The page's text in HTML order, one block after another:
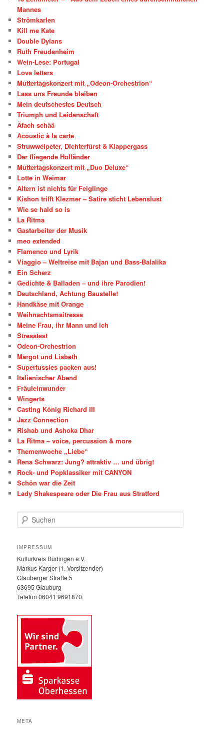
Mannes
Strömkarlen
Kill me Kate
Double Dylans
Ruth Freudenheim
Wein-Lese: Portugal
Love letters
Muttertagskonzert mit „Odeon-Orchestrion“
Lass uns Freunde bleiben
Mein deutschestes Deutsch
Triumph und Leidenschaft
Äfach schää
Acoustic à la carte
Struwwelpeter, Dichterfürst & Klappergass
Der fliegende Holländer
Muttertagskonzert mit „Duo Deluxe“
Lotte in Weimar
Altern ist nichts für Feiglinge
Kishon trifft Klezmer – Satire sticht Lebenslust
Wie se hald so is
La Ritma
Gastarbeiter der Musik
meo extended
Flamenco und Lyrik
Viaggio – Weltreise mit Bajan und Bass-Balalika
Ein Scherz
Gedichte & Balladen – und ihre Parodien!
Deutschland, Achtung Baustelle!
Handkäse mit Orange
Weihnachtsmaitresse
Meine Frau, ihr Mann und ich
Stresstest
Odeon-Orchestrion
Margot und Lisbeth
Supertussies packen aus!
Italienischer Abend
Fräuleinwunder
Wingerts
Casting König Richard III
Jazz Connection
Rishab und Ashoka Dhar
La Ritma – voice, percussion & more
Themenwoche „Liebe“
Rena Schwarz: Jung? attraktiv … und übrig!
Rock- und Popklassiker mit CANYON
Schön war die Zeit
Lady Shakespeare oder Die Frau aus Stratford
u
h
n
IMPRESSUM
Kulturkreis Büdingen e.V.
Markus Karger (1. Vorsitzender)
Glauberger Straße 5
63695 Glauburg
Telefon 06041 9691870
META